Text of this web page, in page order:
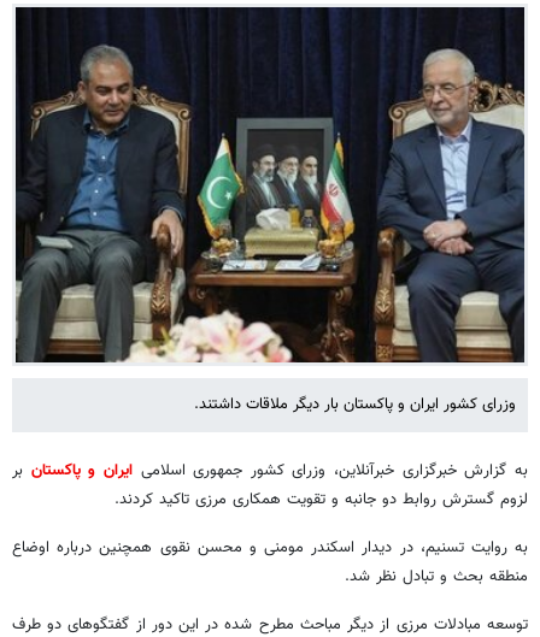
وزرای کشور ایران و پاکستان بار دیگر ملاقات داشتند.
به گزارش خبرگزاری خبرآنلاین، وزرای کشور جمهوری اسلامیایران و پاکستان بر
لزوم گسترش روابط دو جانبه و تقویت همکاری مرزی تاکید کردند.
به روایت تسنیم، در دیدار اسکندر مومنی و محسن نقوی همچنین درباره اوضاع
منطقه بحث و تبادل نظر شد.
توسعه مبادلات مرزی از دیگر مباحث مطرح شده در این دور از گفتگوهای دو طرف